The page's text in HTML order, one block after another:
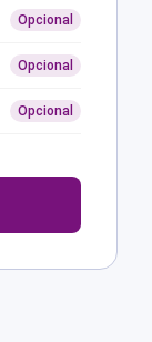
Opcional
Opcional
Opcional